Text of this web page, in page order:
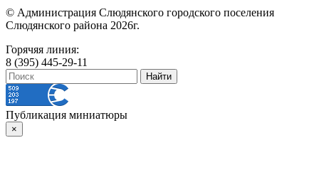
© Администрация Слюдянского городского поселения
Слюдянского района 2026г.
Горячяя линия:
8 (395) 445-29-11
Публикация миниатюры
×